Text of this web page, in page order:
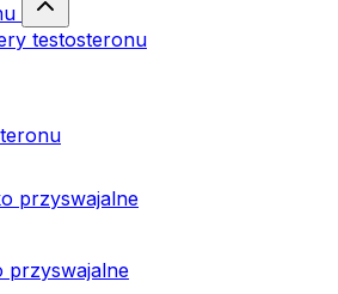
testosteronu
przyswajalne
przyswajalne